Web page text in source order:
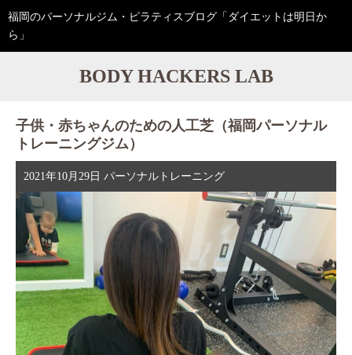
福岡のパーソナルジム・ピラティスブログ「ダイエットは明日か
ら」
BODY HACKERS LAB
子供・赤ちゃんのための人工芝（福岡パーソナル
トレーニングジム）
2021年10月29日 パーソナルトレーニング